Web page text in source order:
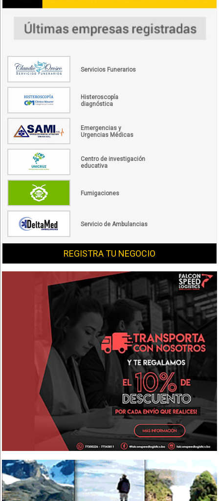
Servicios Funerarios
Histeroscopía
diagnóstica
Emergencias y
Urgencias Médicas
Centro de investigación
educativa
Fumigaciones
Servicio de Ambulancias
REGISTRA TU NEGOCIO